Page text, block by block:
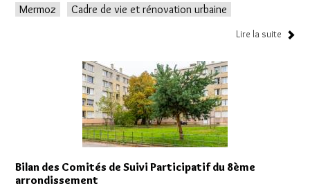
Mermoz
Cadre de vie et rénovation urbaine
Lire la suite
Bilan des Comités de Suivi Participatif du 8ème
arrondissement